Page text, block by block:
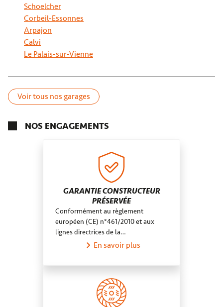
01 34 84 93 20
Fermé.Ouvre à 08:00
01 39 16 26 33
GARAGE RDV À CHAPET
Ouvre à 08:30
6 rue De La Grève 78130 Chapet
01 34 92 97 85
Prendre RDV
MEULAN AUTO SERVICES - TECHNICAR SERVICES
Schoelcher
Corbeil-Essonnes
Arpajon
Calvi
Le Palais-sur-Vienne
Voir tous nos garages
NOS ENGAGEMENTS
GARANTIE CONSTRUCTEUR
PRÉSERVÉE
Conformément au règlement
européen (CE) n°461/2010 et aux
lignes directrices de la…
En savoir plus